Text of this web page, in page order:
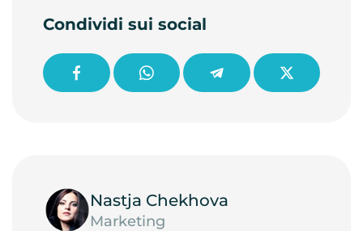
Condividi sui social
Nastja Chekhova
Marketing